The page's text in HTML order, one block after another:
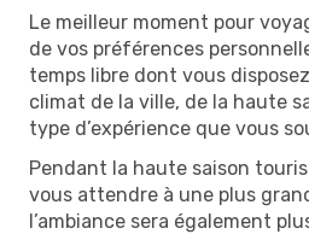
Le meilleur moment pour
de vos préférences
temps libre dont vous
climat de la ville, de la haute
type d’expérience que vous
Pendant la haute saison
vous attendre à une plus
l’ambiance sera également